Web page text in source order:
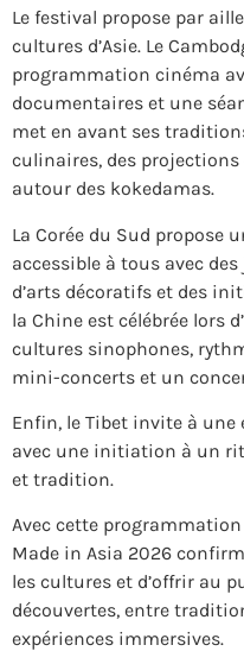
Le festival propose par
cultures d’Asie. Le
programmation cinéma
documentaires et une
met en avant ses
culinaires, des
autour des kokedamas.
La Corée du Sud propose
accessible à tous avec
d’arts décoratifs et des
la Chine est célébrée lors
cultures sinophones,
mini-concerts et un
Enfin, le Tibet invite à une
avec une initiation à un
et tradition.
Avec cette
Made in Asia 2026
les cultures et d’offrir au
découvertes, entre
expériences immersives.